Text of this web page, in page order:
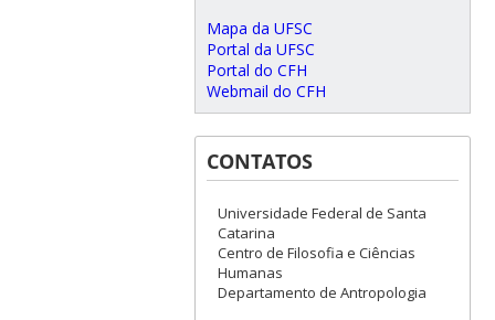
Mapa da UFSC
Portal da UFSC
Portal do CFH
Webmail do CFH
CONTATOS
Universidade Federal de Santa
Catarina
Centro de Filosofia e Ciências
Humanas
Departamento de Antropologia